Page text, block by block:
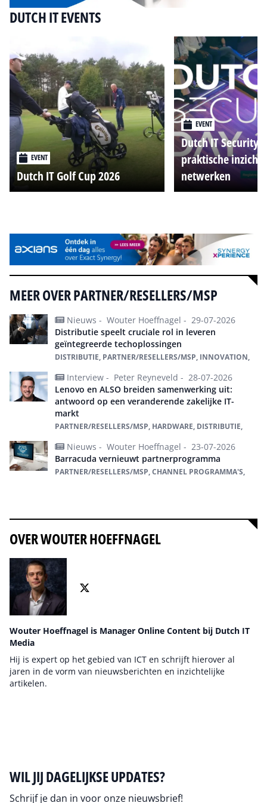
DUTCH IT EVENTS
EVENT
Dutch IT Golf Cup 2026
EVENT
Dutch IT Security
praktische
netwerken
MEER OVER PARTNER/RESELLERS/MSP
Nieuws - Wouter Hoeffnagel - 29-07-2026
Distributie speelt cruciale rol in leveren
geïntegreerde techoplossingen
DISTRIBUTIE, PARTNER/RESELLERS/MSP, INNOVATION,
Interview - Peter Reyneveld - 28-07-2026
Lenovo en ALSO breiden samenwerking uit:
antwoord op een veranderende zakelijke IT-
markt
PARTNER/RESELLERS/MSP, HARDWARE, DISTRIBUTIE,
Nieuws - Wouter Hoeffnagel - 23-07-2026
Barracuda vernieuwt partnerprogramma
PARTNER/RESELLERS/MSP, CHANNEL PROGRAMMA'S,
OVER WOUTER HOEFFNAGEL
Wouter Hoeffnagel is Manager Online Content bij Dutch IT
Media
Hij is expert op het gebied van ICT en schrijft hierover al
jaren in de vorm van nieuwsberichten en inzichtelijke
artikelen.
WIL JIJ DAGELIJKSE UPDATES?
Schrijf je dan in voor onze nieuwsbrief!